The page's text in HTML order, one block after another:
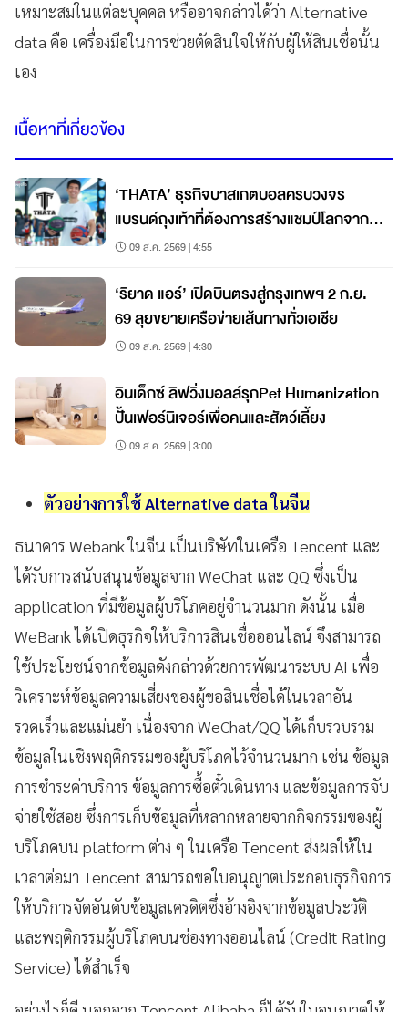
เหมาะสมในแต่ละบุคคล หรืออาจกล่าวได้ว่า Alternative
data คือ เครื่องมือในการช่วยตัดสินใจให้กับผู้ให้สินเชื่อนั้น
เอง
เนื้อหาที่เกี่ยวข้อง
‘THATA’ ธุรกิจบาสเกตบอลครบวงจร
แบรนด์ถุงเท้าที่ต้องการสร้างแชมป์โลกจาก
ชลบุรี
09 ส.ค. 2569 | 4:55
‘ริยาด แอร์’ เปิดบินตรงสู่กรุงเทพฯ 2 ก.ย.
69 ลุยขยายเครือข่ายเส้นทางทั่วเอเชีย
09 ส.ค. 2569 | 4:30
อินเด็กซ์ ลิฟวิ่งมอลล์รุกPet Humanization
ปั้นเฟอร์นิเจอร์เพื่อคนและสัตว์เลี้ยง
09 ส.ค. 2569 | 3:00
ตัวอย่างการใช้Alternative data ในจีน
ธนาคาร Webank ในจีน เป็นบริษัทในเครือ Tencent และ
ได้รับการสนับสนุนข้อมูลจาก WeChat และ QQ ซึ่งเป็น
application ที่มีข้อมูลผู้บริโภคอยู่จำนวนมาก ดังนั้น เมื่อ
WeBank ได้เปิดธุรกิจให้บริการสินเชื่อออนไลน์ จึงสามารถ
ใช้ประโยชน์จากข้อมูลดังกล่าวด้วยการพัฒนาระบบ AI เพื่อ
วิเคราะห์ข้อมูลความเสี่ยงของผู้ขอสินเชื่อได้ในเวลาอัน
รวดเร็วและแม่นยำ เนื่องจาก WeChat/QQ ได้เก็บรวบรวม
ข้อมูลในเชิงพฤติกรรมของผู้บริโภคไว้จำนวนมาก เช่น ข้อมูล
การชำระค่าบริการ ข้อมูลการซื้อตั๋วเดินทาง และข้อมูลการจับ
จ่ายใช้สอย ซึ่งการเก็บข้อมูลที่หลากหลายจากกิจกรรมของผู้
บริโภคบน platform ต่าง ๆ ในเครือ Tencent ส่งผลให้ใน
เวลาต่อมา Tencent สามารถขอใบอนุญาตประกอบธุรกิจการ
ให้บริการจัดอันดับข้อมูลเครดิตซึ่งอ้างอิงจากข้อมูลประวัติ
และพฤติกรรมผู้บริโภคบนช่องทางออนไลน์ (Credit Rating
Service) ได้สำเร็จ